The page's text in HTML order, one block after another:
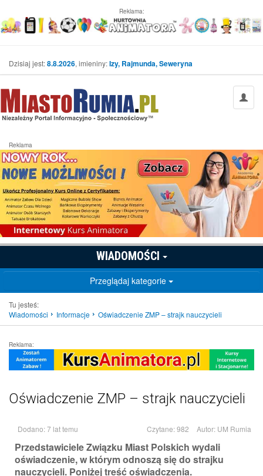
Reklama:
Dzisiaj jest:8.8.2026, imieniny:Izy, Rajmunda, Seweryna
Reklama
WIADOMOŚCI
Przeglądaj kategorie
Tu jesteś:
Wiadomości
Informacje Oświadczenie ZMP – strajk nauczycieli
Reklama:
Oświadczenie ZMP – strajk nauczycieli
Dodano: 7 lat temu Czytane: 982 Autor: UM Rumia
Przedstawiciele Związku Miast Polskich wydali
oświadczenie, w którym odnoszą się do strajku
nauczycieli. Poniżej treść oświadczenia.